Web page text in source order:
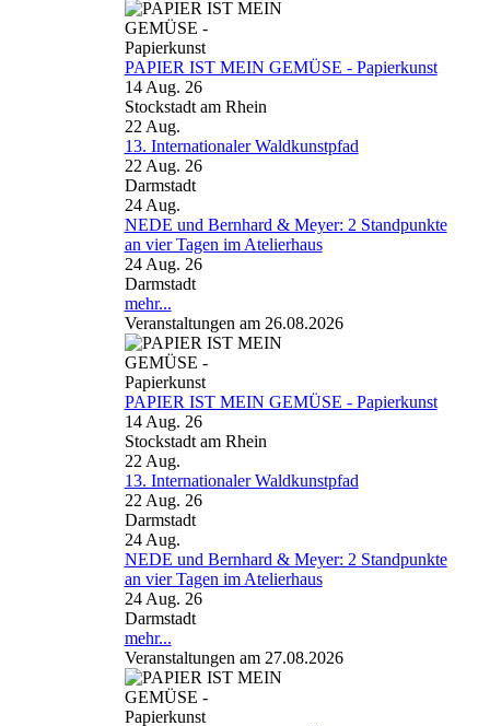
PAPIER IST MEIN GEMÜSE - Papierkunst
14 Aug. 26
Stockstadt am Rhein
22 Aug.
13. Internationaler Waldkunstpfad
22 Aug. 26
Darmstadt
24 Aug.
NEDE und Bernhard & Meyer: 2 Standpunkte
an vier Tagen im Atelierhaus
24 Aug. 26
Darmstadt
mehr...
Veranstaltungen am 26.08.2026
PAPIER IST MEIN GEMÜSE - Papierkunst
14 Aug. 26
Stockstadt am Rhein
22 Aug.
13. Internationaler Waldkunstpfad
22 Aug. 26
Darmstadt
24 Aug.
NEDE und Bernhard & Meyer: 2 Standpunkte
an vier Tagen im Atelierhaus
24 Aug. 26
Darmstadt
mehr...
Veranstaltungen am 27.08.2026